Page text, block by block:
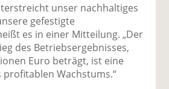
unser nachhaltiges
gefestigte
es in einer Mitteilung. „Der
des Betriebsergebnisses,
Euro beträgt, ist eine
profitablen Wachstums.“